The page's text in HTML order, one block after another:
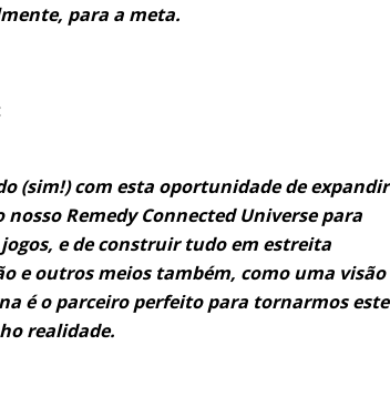
para a meta.
(sim!) com esta oportunidade de expandir
Remedy Connected Universe para
e de construir tudo em estreita
e outros meios também, como uma visão
é o parceiro perfeito para tornarmos este
realidade.